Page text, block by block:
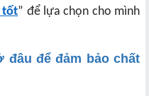
tốt” để lựa chọn cho mình
đâu để đảm bảo chất